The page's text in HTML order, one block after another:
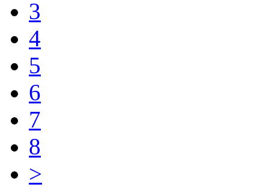
3
4
5
6
7
8
>